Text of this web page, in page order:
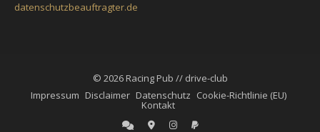
datenschutzbeauftragter.de
© 2026 Racing Pub // drive-club
Impressum Disclaimer Datenschutz Cookie-Richtlinie (EU)
Kontakt